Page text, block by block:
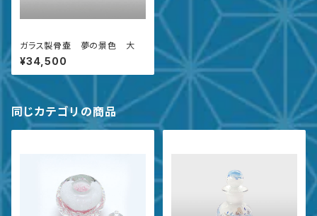
ガラス製骨壷 夢の景色 大
¥34,500
同じカテゴリの商品